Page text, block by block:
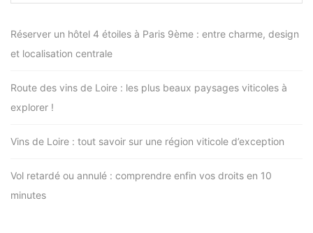
Réserver un hôtel 4 étoiles à Paris 9ème : entre charme, design
et localisation centrale
Route des vins de Loire : les plus beaux paysages viticoles à
explorer !
Vins de Loire : tout savoir sur une région viticole d’exception
Vol retardé ou annulé : comprendre enfin vos droits en 10
minutes